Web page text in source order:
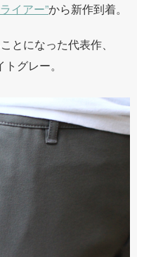
イアー”から新作到着。
とになった代表作、
グレー。